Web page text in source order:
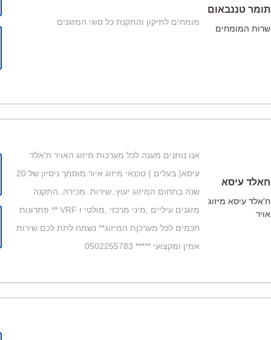
תומר טננבאום
שרות המומחים
מומחים לתיקון והתקנת כל סוגי המזגנים
חאלד עיסא
ח'אלד עיסא מיזוג
אויר
אנו נותנים מענה לכל מערכות מיזוג האויר ח'אלד
עיסא( בעלים ) טכנאי מיזוג איור מוסמך ניסיון של 20
שנה בתחום המיזוג יעוץ..שירות..מכירה..התקנה
מזגנים עיליים ,מיני מרכזי ,מולטי ו VRF ** פתרונות
חכמים לכל מערכןת המיזוג** נשמח לתת לכם שירות
אמין ומקצועי ***** 0502255783